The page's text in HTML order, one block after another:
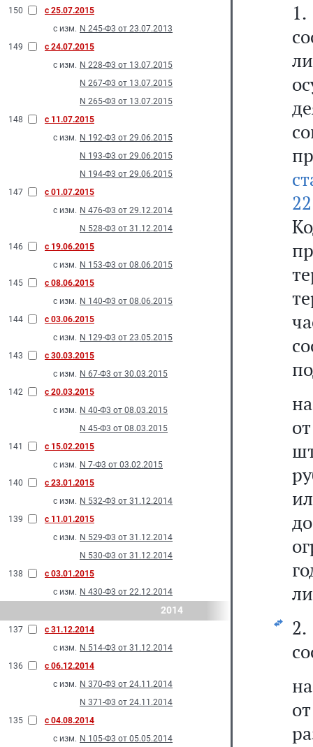
150
с 25.07.2015
с изм. N 245-Ф3 от 23.07.2013
149
с 24.07.2015
с изм. N 228-Ф3 от 13.07.2015
N 267-Ф3 от 13.07.2015
N 265-Ф3 от 13.07.2015
148
с 11.07.2015
с изм. N 192-Ф3 от 29.06.2015
N 193-Ф3 от 29.06.2015
N 194-Ф3 от 29.06.2015
147
с 01.07.2015
с изм. N 476-Ф3 от 29.12.2014
N 528-Ф3 от 31.12.2014
146
с 19.06.2015
с изм. N 153-Ф3 от 08.06.2015
145
с 08.06.2015
с изм. N 140-Ф3 от 08.06.2015
144
с 03.06.2015
с изм. N 129-Ф3 от 23.05.2015
143
с 30.03.2015
с изм. N 67-Ф3 от 30.03.2015
142
с 20.03.2015
с изм. N 40-Ф3 от 08.03.2015
N 45-Ф3 от 08.03.2015
141
с 15.02.2015
с изм. N 7-Ф3 от 03.02.2015
140
с 23.01.2015
с изм. N 532-Ф3 от 31.12.2014
139
с 11.01.2015
с изм. N 529-Ф3 от 31.12.2014
N 530-Ф3 от 31.12.2014
138
с 03.01.2015
с изм. N 430-Ф3 от 22.12.2014
2014
137
с 31.12.2014
с изм. N 514-Ф3 от 31.12.2014
136
с 06.12.2014
с изм. N 370-Ф3 от 24.11.2014
N 371-Ф3 от 24.11.2014
135
с 04.08.2014
с изм. N 105-Ф3 от 05.05.2014